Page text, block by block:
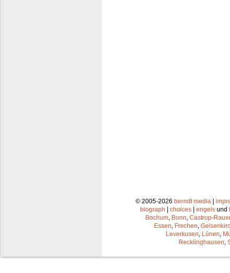
© 2005-2026 berndt media |
biograph | choices | engels und
Bochum Bonn Castrop-
Essen Frechen
Leverkusen Lünen
Recklinghausen